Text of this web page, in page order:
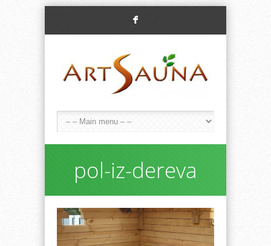
F
pol-iz-dereva